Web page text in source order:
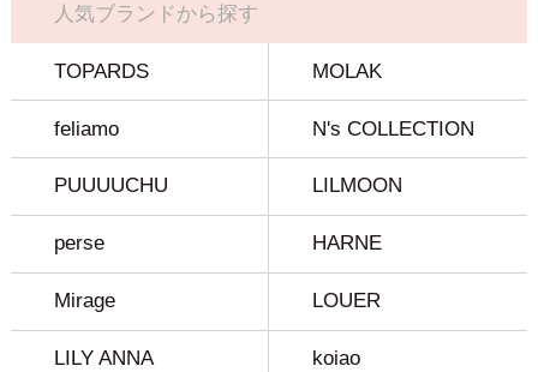
人気ブランドから探す
TOPARDS MOLAK
feliamo N's COLLECTION
PUUUUCHU LILMOON
perse HARNE
Mirage LOUER
LILY ANNA koiao